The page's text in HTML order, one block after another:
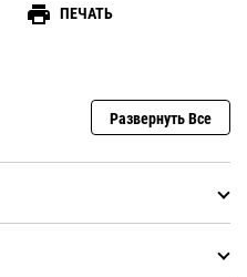
print ПЕЧАТЬ
Развернуть Все